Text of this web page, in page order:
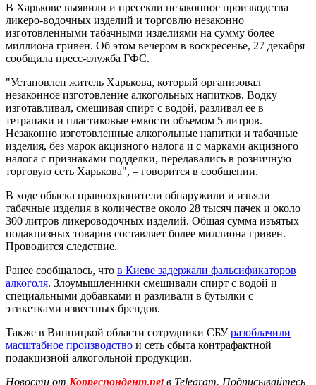
В Харькове выявили и пресекли незаконное производства
ликеро-водочных изделий и торговлю незаконно
изготовленными табачными изделиями на сумму более
миллиона гривен. Об этом вечером в воскресенье, 27 декабря
сообщила пресс-служба ГФС.
"Установлен житель Харькова, который организовал
незаконное изготовление алкогольных напитков. Водку
изготавливал, смешивая спирт с водой, разливал ее в
тетрапаки и пластиковые емкости объемом 5 литров.
Незаконно изготовленные алкогольные напитки и табачные
изделия, без марок акцизного налога и с марками акцизного
налога с признаками подделки, передавались в розничную
торговую сеть Харькова", – говорится в сообщении.
В ходе обыска правоохранители обнаружили и изъяли
табачные изделия в количестве около 28 тысяч пачек и около
300 литров ликероводочных изделий. Общая сумма изъятых
подакцизных товаров составляет более миллиона гривен.
Проводится следствие.
Ранее сообщалось, что в Киеве задержали фальсификаторов
алкоголя. Злоумышленники смешивали спирт с водой и
специальными добавками и разливали в бутылки с
этикетками известных брендов.
Также в Винницкой области сотрудники СБУразоблачили
масштабное производство и сеть сбыта контрафактной
подакцизной алкогольной продукции.
Новости от Корреспондент.netв Telegram. Подписывайтесь